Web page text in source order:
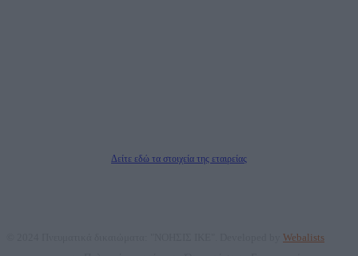
Δείτε εδώ τα στοιχεία της εταιρείας
Webalists